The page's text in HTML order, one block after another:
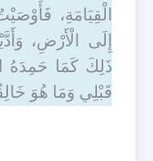
الْقِيَامَةِ،
إِلَى الْأَرْضِ،
ذَلِكَ كَمَا حَمِدَهُ
قَبْلِي وَمَا هُوَ